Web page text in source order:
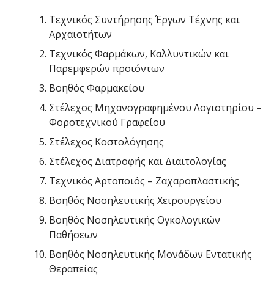
Τεχνικός Συντήρησης Έργων Τέχνης και
Αρχαιοτήτων
Τεχνικός Φαρμάκων, Καλλυντικών και
Παρεμφερών προϊόντων
Βοηθός Φαρμακείου
Στέλεχος Μηχανογραφημένου Λογιστηρίου –
Φοροτεχνικού Γραφείου
Στέλεχος Κοστολόγησης
Στέλεχος Διατροφής και Διαιτολογίας
Τεχνικός Αρτοποιός – Ζαχαροπλαστικής
Βοηθός Νοσηλευτικής Χειρουργείου
Βοηθός Νοσηλευτικής Ογκολογικών
Παθήσεων
Βοηθός Νοσηλευτικής Μονάδων Εντατικής
Θεραπείας